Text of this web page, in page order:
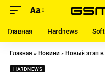
Aa
Главная Hardnews
Главная » Новини » Новый этап в
HARDNEWS